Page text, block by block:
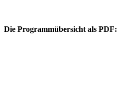
Die Programmübersicht als PDF: